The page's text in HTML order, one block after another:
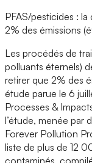
PFAS/pesticides :
2% des émissions
Les procédés de
polluants éternels)
retirer que 2% des
étude parue le 6
Processes &
l’étude, menée par
Forever Pollution
liste de plus de 12
contaminés,